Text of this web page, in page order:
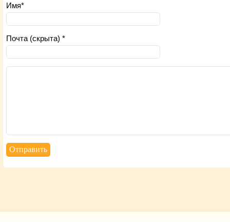
Имя*
Почта (скрыта) *